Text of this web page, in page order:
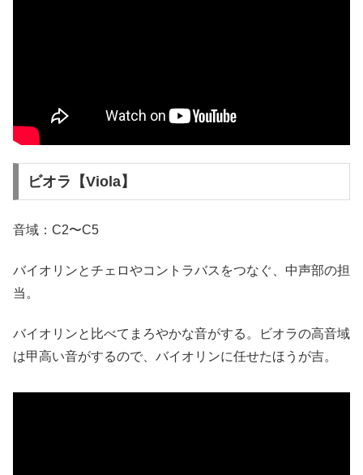
ビオラ【Viola】
音域：C2〜C5
バイオリンとチェロやコントラバスをつなぐ、中声部の担
当。
バイオリンと比べてまろやかな音がする。ビオラの高音域
は甲高い音がするので、バイオリンに任せたほうが吉。